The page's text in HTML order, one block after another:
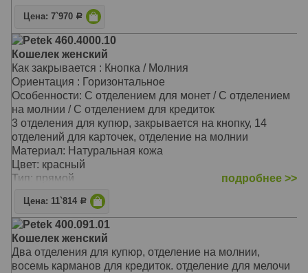
Цена: 7`970 Р
Petek 460.4000.10
Кошелек женский
Как закрывается : Кнопка / Молния
Ориентация : Горизонтальное
Особенности: С отделением для монет / С отделением
на молнии / С отделением для кредиток
3 отделения для купюр, закрывается на кнопку, 14
отделений для карточек, отделение на молнии
Материал: Натуральная кожа
Цвет: красный
Тип: прямой
Размер: 18,5х9,0 см
подробнее >>
Цена: 11`814 Р
Petek 400.091.01
Кошелек женский
Два отделения для купюр, отделение на молнии,
восемь карманов для кредиток. отделение для мелочи